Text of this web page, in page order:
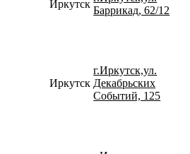
Иркутск
Баррикад, 62/12
Иркутск
г.Иркутск,ул.
Декабрьских
Событий, 125